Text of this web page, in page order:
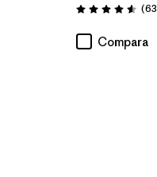
Valoración: 4.6 / 5
(63
Compara